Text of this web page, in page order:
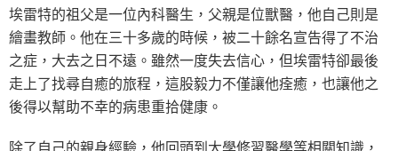
埃雷特的祖父是一位內科醫生，父親是位獸醫，他自己則是
繪畫教師。他在三十多歲的時候，被二十餘名宣告得了不治
之症，大去之日不遠。雖然一度失去信心，但埃雷特卻最後
走上了找尋自癒的旅程，這股毅力不僅讓他痊癒，也讓他之
後得以幫助不幸的病患重拾健康。